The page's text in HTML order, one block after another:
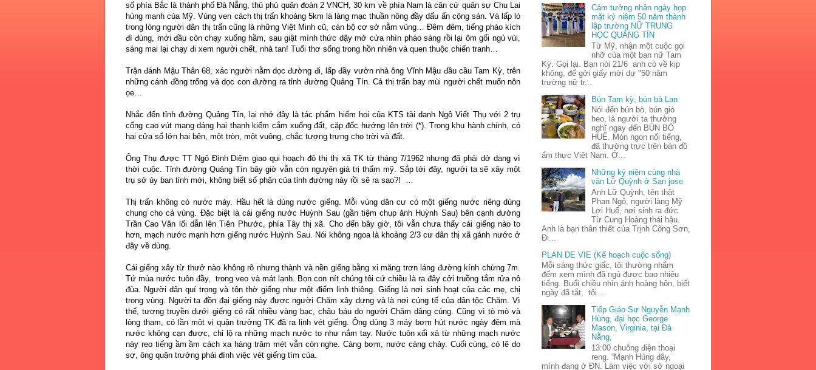
số phía Bắc là thành phố Đà Nẵng, thủ phủ quân đoàn 2 VNCH, 30 km về phía Nam là căn cứ quân sự Chu Lai
hùng mạnh của Mỹ. Vùng ven cách thị trấn khoảng 5km là làng mạc thuần nông đầy dấu ấn cộng sản. Và lấp ló
trong lòng người dân thị trấn cũng là những Việt Minh cũ, cán bộ cơ sở nằm vùng… Đêm đêm, tiếng pháo kích
đì đùng, mới đầu còn chạy xuống hầm, sau giật mình thức dậy mở cửa nhìn pháo sáng rồi lại ôm gối ngủ vùi,
sáng mai lại chạy đi xem người chết, nhà tan! Tuổi thơ sống trong hồn nhiên và quen thuộc chiến tranh…
Trận đánh Mậu Thân 68, xác người nằm dọc đường đi, lấp đầy vườn nhà ông Vĩnh Mậu đầu cầu Tam Kỳ, trên
những cánh đồng trống và dọc con đường ra tỉnh đường Quảng Tín. Cả thị trấn bay mùi người chết muốn nôn
ọe…
Nhắc đến tỉnh đường Quảng Tín, lại nhớ đây là tác phẩm hiếm hoi của KTS tài danh Ngô Viết Thụ với 2 trụ
cổng cao vút mang dáng hai thanh kiếm cắm xuống đất, cặp đốc hướng lên trời (*). Trong khu hành chính, có
hai cửa sổ lớn hai bên, một tròn, một vuông, chắc tượng trưng cho trời và đất.
Ông Thụ được TT Ngô Đình Diệm giao qui hoạch đô thị thị xã TK từ tháng 7/1962 nhưng đã phải dở dang vì
thời cuộc. Tỉnh đường Quảng Tín bây giờ vẫn còn nguyên giá trị thẩm mỹ. Sắp tới đây, người ta sẽ xây một
trụ sở ủy ban tỉnh mới, không biết số phận của tỉnh đường này rồi sẽ ra sao?! …
Thị trấn không có nước máy. Hầu hết là dùng nước giếng. Mỗi vùng dân cư có một giếng nước riêng dùng
chung cho cả vùng. Đặc biệt là cái giếng nước Huỳnh Sau (gần tiệm chụp ảnh Huỳnh Sau) bên cạnh đường
Trần Cao Vân lối dẫn lên Tiên Phước, phía Tây thị xã. Cho đến bây giờ, tôi vẫn chưa thấy cái giếng nào to
hơn, mạch nước mạnh hơn giếng nước Huỳnh Sau. Nói không ngoa là khoảng 2/3 cư dân thị xã gánh nước ở
đây về dùng.
Cái giếng xây từ thưở nào không rõ nhưng thành và nền giếng bằng xi măng trơn láng đường kính chừng 7m.
Tứ mùa nước tuôn đầy, trong veo và mát lạnh. Bọn con nít chúng tôi cứ chiều là ra đây cởi truồng tắm rửa nô
đùa. Người dân quí trọng và tôn thờ giếng như một điểm linh thiêng. Giếng là nơi sinh hoạt của các mẹ, chị
trong vùng. Người ta đồn đại giếng này được người Chăm xây dựng và là nơi cúng tế của dân tộc Chăm. Vì
thế, tương truyền dưới giếng có rất nhiều vàng bạc, châu báu do người Chăm dâng cúng. Cũng vì tò mò và
lòng tham, có lần một vị quận trưởng TK đã ra lịnh vét giếng. Ông dùng 3 máy bơm hút nước ngày đêm mà
nước không cạn được, chỉ lộ ra những mạch nước to như nắm tay. Nước tuôn xối xả từ những mạch nước
này reo tiếng ầm ầm cách xa hàng trăm mét vẫn còn nghe. Càng bơm, nước càng chảy. Cuối cùng, có lẽ do
sợ, ông quận trưởng phải đình việc vét giếng tìm của.
Cảm tưởng nhân ngày họp
mặt kỷ niệm 50 năm thành
lập trường NỮ TRUNG
HỌC QUẢNG TÍN
Từ Mỹ, nhận một cuộc gọi
nhỡ của một bạn nữ Tam
Kỳ. Gọi lại. Bạn nói 21/6 anh có về kịp
không, để gởi giấy mời dự "50 năm
trường nữ tr...
Bún Tam kỳ, bún bà Lan
Nói đến bún bò, bún giò
heo, là người ta thường
nghĩ ngay đến BÚN BÒ
HUẾ. Món ngon nổi tiếng,
đã thường trực trên bản đồ
ẩm thực Việt Nam. Ở...
Những kỷ niệm cùng nhà
văn Lữ Quỳnh ở San jose
Anh Lữ Quỳnh, tên thật
Phan Ngô, người làng Mỹ
Lợi Huế, nơi sinh ra đức
Từ Cung Hoàng thái hậu.
Anh là bạn thân thiết của Trịnh Công Sơn,
Đi...
PLAN DE VIE (Kế hoạch cuộc sống)
Mỗi sáng thức giấc, tôi thường nhẩm
đếm xem mình đã ngủ được bao nhiêu
tiếng. Buổi chiều nhìn ánh hoàng hôn, biết
ngày đã tắt, tôi...
Tiếp Giáo Sư Nguyễn Mạnh
Hùng, đại học George
Mason, Virginia, tại Đà
Nẵng,
13:00 chuông điện thoại
reng. “Mạnh Hùng đây,
mình đang ở ĐN. Làm việc với sở ngoại